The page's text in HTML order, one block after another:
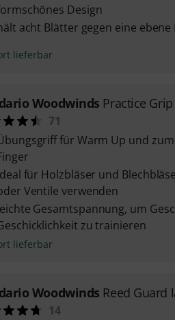
Design
acht Blätter gegen eine ebene
lieferbar
Woodwinds Practice
71
für Warm Up und
für Holzbläser und
Ventile verwenden
Gesamtspannung, um
zu trainieren
lieferbar
Woodwinds Reed Guard
14